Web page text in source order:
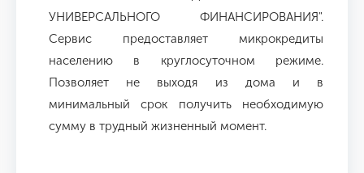
УНИВЕРСАЛЬНОГО ФИНАНСИРОВАНИЯ".
Сервис предоставляет микрокредиты
населению в круглосуточном режиме.
Позволяет не выходя из дома и в
минимальный срок получить необходимую
сумму в трудный жизненный момент.